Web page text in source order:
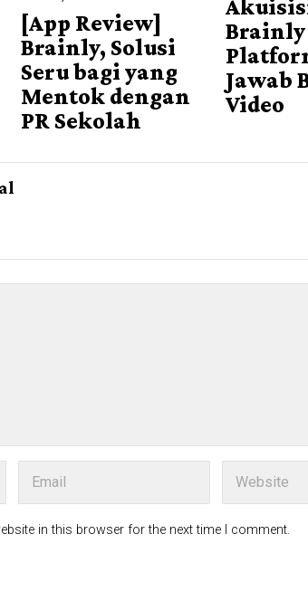
[App Review]
Brainly, Solusi
Seru bagi yang
Mentok dengan
PR Sekolah
Brainly
Jawab
Video
in this browser for the next time I comment.